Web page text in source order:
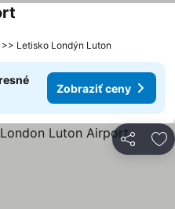
>> Letisko Londýn Luton
Zobraziť ceny
Zdieľať